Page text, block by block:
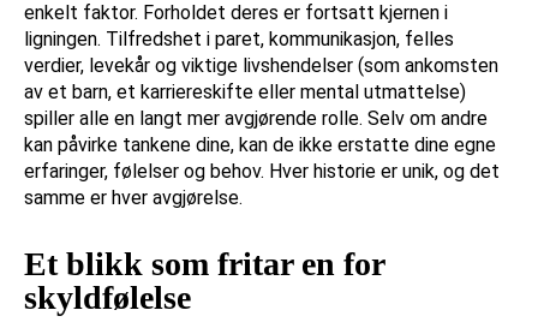
enkelt faktor. Forholdet deres er fortsatt kjernen i
ligningen. Tilfredshet i paret, kommunikasjon, felles
verdier, levekår og viktige livshendelser (som ankomsten
av et barn, et karriereskifte eller mental utmattelse)
spiller alle en langt mer avgjørende rolle. Selv om andre
kan påvirke tankene dine, kan de ikke erstatte dine egne
erfaringer, følelser og behov. Hver historie er unik, og det
samme er hver avgjørelse.
Et blikk som fritar en for
skyldfølelse